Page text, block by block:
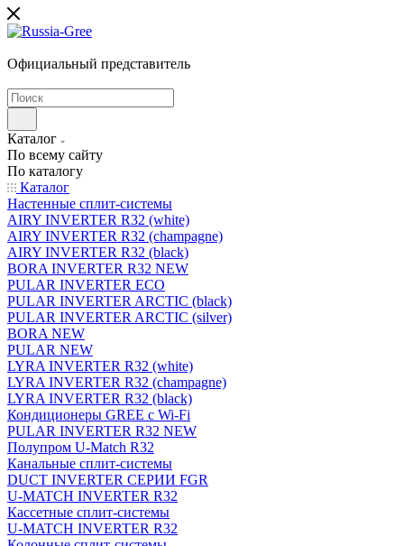
Официальный представитель
Каталог
По всему сайту
По каталогу
Каталог
Настенные сплит-системы
AIRY INVERTER R32 (white)
AIRY INVERTER R32 (champagne)
AIRY INVERTER R32 (black)
BORA INVERTER R32 NEW
PULAR INVERTER ECO
PULAR INVERTER ARCTIC (black)
PULAR INVERTER ARCTIC (silver)
BORA NEW
PULAR NEW
LYRA INVERTER R32 (white)
LYRA INVERTER R32 (champagne)
LYRA INVERTER R32 (black)
Кондиционеры GREE с Wi-Fi
PULAR INVERTER R32 NEW
Полупром U-Match R32
Канальные сплит-системы
DUCT INVERTER СЕРИИ FGR
U-MATCH INVERTER R32
Кассетные сплит-системы
U-MATCH INVERTER R32